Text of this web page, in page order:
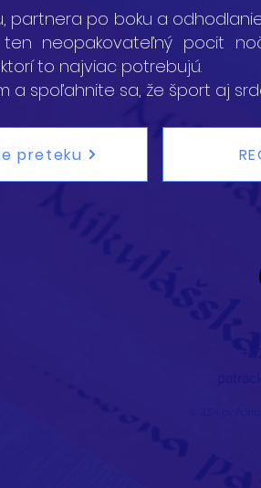
partnera po boku a
neopakovateľný pocit
to najviac potrebujú.
a spoľahnite sa, že šport aj
preteku